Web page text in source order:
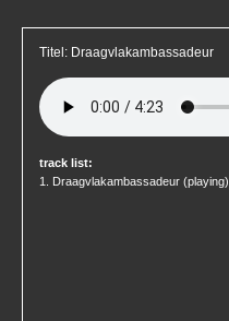
Titel: Draagvlakambassadeur
track list:
1. Draagvlakambassadeur (playing)